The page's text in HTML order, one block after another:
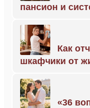
пансион и
Как
шкафчики от
«36